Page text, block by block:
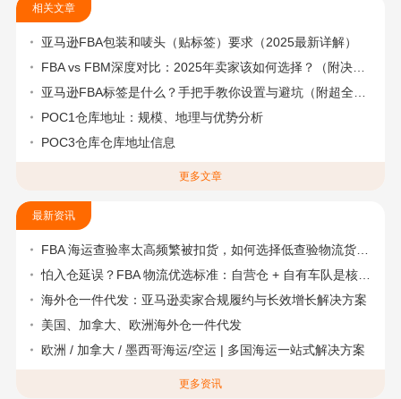
相关文章
亚马逊FBA包装和唛头（贴标签）要求（2025最新详解）
FBA vs FBM深度对比：2025年卖家该如何选择？（附决策流程图）
亚马逊FBA标签是什么？手把手教你设置与避坑（附超全指南）
POC1仓库地址：规模、地理与优势分析
POC3仓库仓库地址信息
更多文章
最新资讯
FBA 海运查验率太高频繁被扣货，如何选择低查验物流货代？
怕入仓延误？FBA 物流优选标准：自营仓 + 自有车队是核心硬指标
海外仓一件代发：亚马逊卖家合规履约与长效增长解决方案
美国、加拿大、欧洲海外仓一件代发
欧洲 / 加拿大 / 墨西哥海运/空运 | 多国海运一站式解决方案
更多资讯